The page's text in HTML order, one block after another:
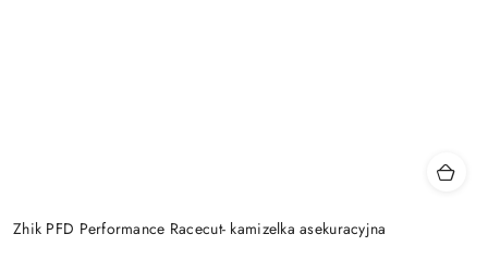
Zhik PFD Performance Racecut- kamizelka asekuracyjna